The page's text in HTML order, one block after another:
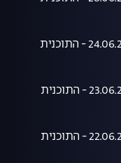
הצינור 24.06.2026 - התוכנית
הצינור 23.06.2026 - התוכנית
הצינור 22.06.2026 - התוכנית